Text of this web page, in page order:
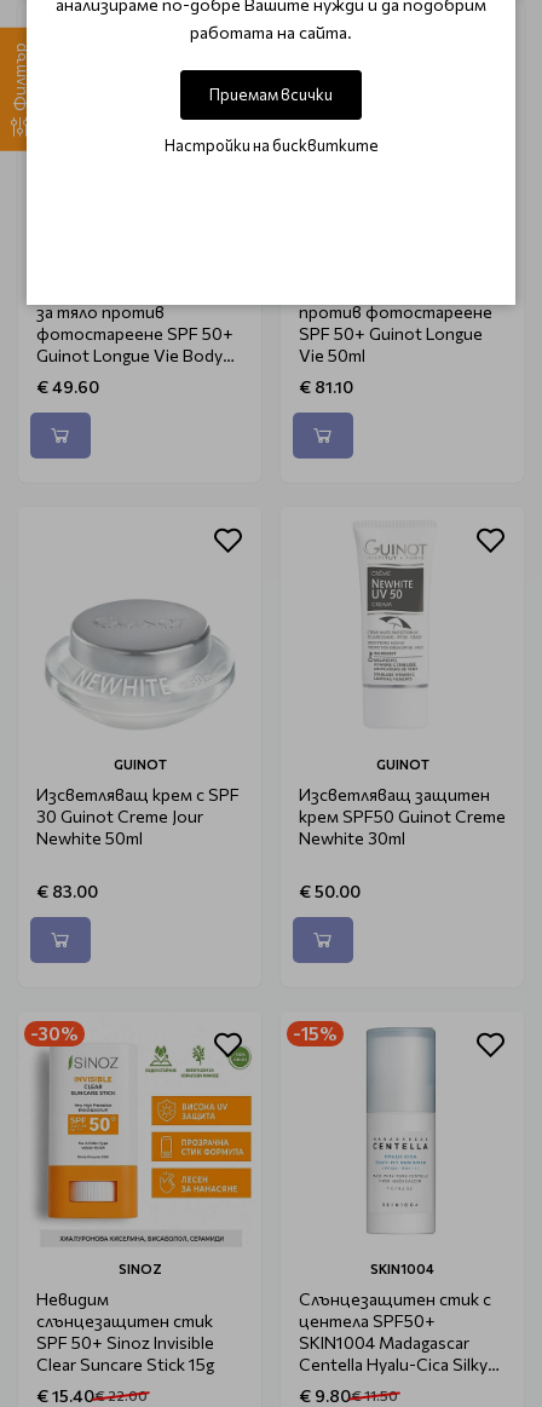
Филтър
за тяло против
фотостареене SPF 50+
Guinot Longue Vie Body
Lotion 150ml
€ 49.60
против фотостареене
SPF 50+ Guinot Longue
Vie 50ml
€ 81.10
GUINOT
Изсветляващ крем с SPF
30 Guinot Creme Jour
Newhite 50ml
€ 83.00
GUINOT
Изсветляващ защитен
крем SPF50 Guinot Creme
Newhite 30ml
€ 50.00
-30%
SINOZ
Невидим
слънцезащитен стик
SPF 50+ Sinoz Invisible
Clear Suncare Stick 15g
€ 15.40€ 22.00
-15%
SKIN1004
Слънцезащитен стик с
центела SPF50+
SKIN1004 Madagascar
Centella Hyalu-Cica Silky-
Fit Sun Stick 7g
€ 9.80€ 11.50
анализираме по-добре Вашите нужди и да подобрим
работата на сайта.
Приемам всички
Настройки на бисквитките